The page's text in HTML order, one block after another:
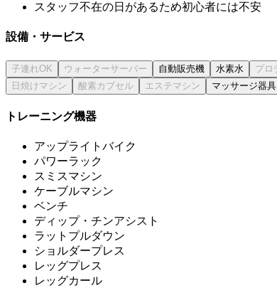
スタッフ不在の日があるため初心者には不安
設備・サービス
自動販売機 水素水
マッサージ器具
トレーニング機器
アップライトバイク
パワーラック
スミスマシン
ケーブルマシン
ベンチ
ディップ・チンアシスト
ラットプルダウン
ショルダープレス
レッグプレス
レッグカール